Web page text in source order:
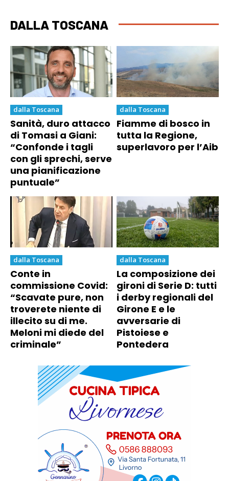
DALLA TOSCANA
dalla Toscana
Sanità, duro attacco
di Tomasi a Giani:
“Confonde i tagli
con gli sprechi, serve
una pianificazione
puntuale”
dalla Toscana
Fiamme di bosco in
tutta la Regione,
superlavoro per l’Aib
dalla Toscana
Conte in
commissione Covid:
“Scavate pure, non
troverete niente di
illecito su di me.
Meloni mi diede del
criminale”
dalla Toscana
La composizione dei
gironi di Serie D: tutti
i derby regionali del
Girone E e le
avversarie di
Pistoiese e
Pontedera